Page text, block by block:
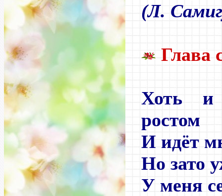
(Л.
Глава
Хоть
ростом
И идёт
Но зато
У меня